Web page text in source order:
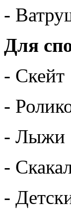
-
Для
- Скейт
-
- Лыжи
-
-